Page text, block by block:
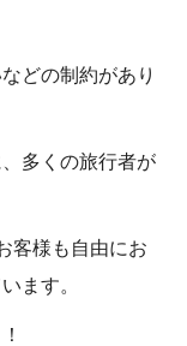
どの制約があり
多くの旅行者が
客様も自由にお
ます。